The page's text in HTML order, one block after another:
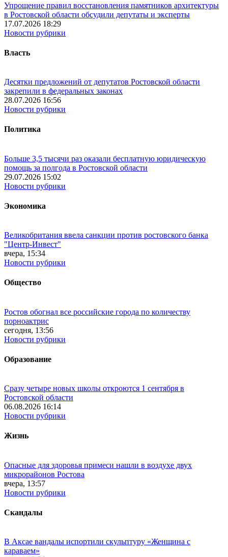
Упрощение правил восстановления памятников архитектуры
в Ростовской области обсудили депутаты и эксперты
17.07.2026 18:29
Новости рубрики
Власть
Десятки предложений от депутатов Ростовской области
закрепили в федеральных законах
28.07.2026 16:56
Новости рубрики
Политика
Больше 3,5 тысячи раз оказали бесплатную юридическую
помощь за полгода в Ростовской области
29.07.2026 15:02
Новости рубрики
Экономика
Великобритания ввела санкции против ростовского банка
"Центр-Инвест"
вчера, 15:34
Новости рубрики
Общество
Ростов обогнал все российские города по количеству
порноактрис
сегодня, 13:56
Новости рубрики
Образование
Сразу четыре новых школы откроются 1 сентября в
Ростовской области
06.08.2026 16:14
Новости рубрики
Жизнь
Опасные для здоровья примеси нашли в воздухе двух
микрорайонов Ростова
вчера, 13:57
Новости рубрики
Скандалы
В Аксае вандалы испортили скульптуру «Женщина с
караваем»